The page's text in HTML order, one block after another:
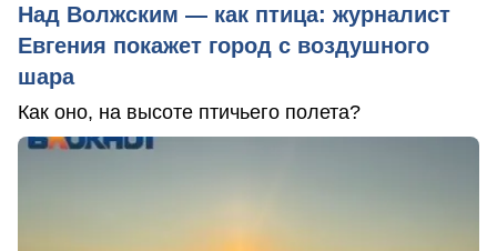
Над Волжским — как птица: журналист
Евгения покажет город с воздушного
шара
Как оно, на высоте птичьего полета?